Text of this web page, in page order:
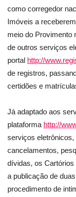
como corregedor
Imóveis a
meio do Provimento
de outros serviços
portal http://
de registros,
certidões e
Já adaptado aos
plataforma http://
serviços eletrônicos,
cancelamentos,
dívidas, os
a publicação de
procedimento de